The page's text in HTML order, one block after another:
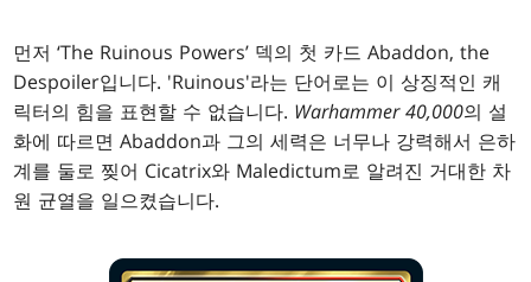
먼저 ‘The Ruinous Powers’ 덱의 첫 카드 Abaddon, the
Despoiler입니다. 'Ruinous'라는 단어로는 이 상징적인 캐
릭터의 힘을 표현할 수 없습니다. Warhammer 40,000의 설
화에 따르면 Abaddon과 그의 세력은 너무나 강력해서 은하
계를 둘로 찢어 Cicatrix와 Maledictum로 알려진 거대한 차
원 균열을 일으켰습니다.